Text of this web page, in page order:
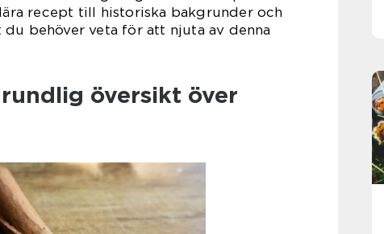
recept till historiska bakgrunder och
behöver veta för att njuta av denna
översikt över